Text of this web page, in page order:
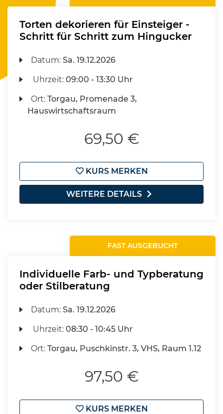
Torten dekorieren für Einsteiger -
Schritt für Schritt zum Hingucker
Datum:Sa. 19.12.2026
Uhrzeit:09:00 - 13:30 Uhr
Ort:Torgau, Promenade 3,
Hauswirtschaftsraum
69,50 €
KURS MERKEN
WEITERE DETAILS
FAST AUSGEBUCHT
Individuelle Farb- und Typberatung
oder Stilberatung
Datum:Sa. 19.12.2026
Uhrzeit:08:30 - 10:45 Uhr
Ort:Torgau, Puschkinstr. 3, VHS, Raum 1.12
97,50 €
KURS MERKEN